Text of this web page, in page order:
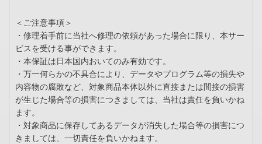
＜ご注意事項＞
・修理着手前に当社へ修理の依頼があった場合に限り、本サー
ビスを受ける事ができます。
・本保証は日本国内おいてのみ有効です。
・万一何らかの不具合により、データやプログラム等の損失や
内容物の腐敗など、対象商品本体以外に直接または間接の損害
が生じた場合等の損害につきましては、当社は責任を負いかね
ます。
・対象商品に保存してあるデータが消失した場合等の損害につ
きましては、一切責任を負いかねます。